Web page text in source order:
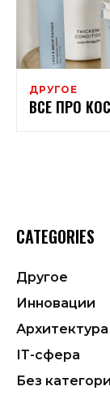
ДРУГОЕ
ВСЕ ПРО
CATEGORIES
Другое
Инновации
Архитектура
ІТ-сфера
Без